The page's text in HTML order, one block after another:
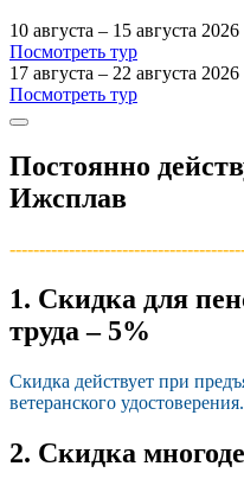
10 августа – 15 августа 2026
Посмотреть тур
17 августа – 22 августа 2026
Посмотреть тур
Постоянно
Ижсплав
1. Скидка для
труда – 5%
Скидка действует при
ветеранского удостоверения.
2. Скидка